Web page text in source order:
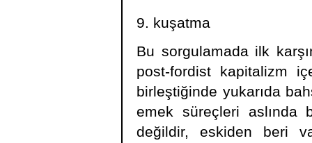
9. kuşatma
Bu sorgulamada ilk
post-fordist kapitalizm
birleştiğinde yukarıda
emek süreçleri aslında
değildir, eskiden beri